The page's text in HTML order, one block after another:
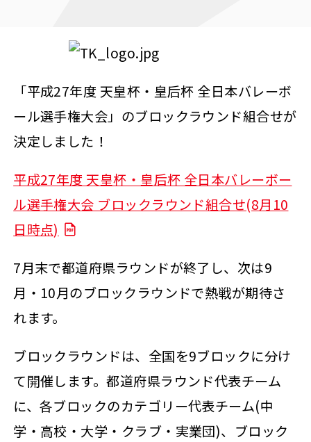
「平成27年度 天皇杯・皇后杯 全日本バレーボ
ール選手権大会」のブロックラウンド組合せが
決定しました！
平成27年度 天皇杯・皇后杯 全日本バレーボー
ル選手権大会 ブロックラウンド組合せ(8月10
日時点)
7月末で都道府県ラウンドが終了し、次は9
月・10月のブロックラウンドで熱戦が期待さ
れます。
ブロックラウンドは、全国を9ブロックに分け
て開催します。都道府県ラウンド代表チーム
に、各ブロックのカテゴリー代表チーム(中
学・高校・大学・クラブ・実業団)、ブロック